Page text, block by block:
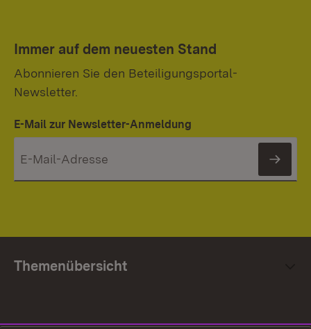
Immer auf dem neuesten Stand
Abonnieren Sie den Beteiligungsportal-
Newsletter.
E-Mail zur Newsletter-Anmeldung
Themenübersicht